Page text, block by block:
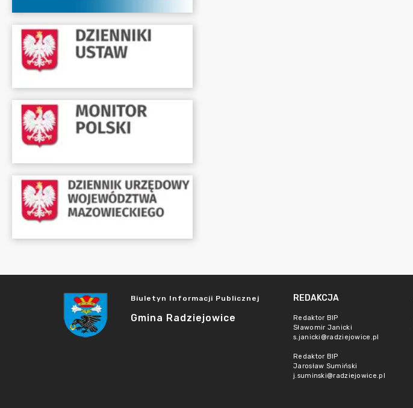
Biuletyn Informacji Publicznej
Gmina Radziejowice
REDAKCJA
Redaktor BIP
Sławomir Janicki
s.janicki@radziejowice.pl
Redaktor BIP
Jarosław Sumiński
j.suminski@radziejowice.pl